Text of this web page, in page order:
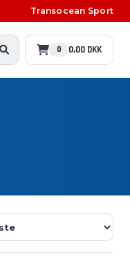
Transocean Sport
0 0,00 DKK